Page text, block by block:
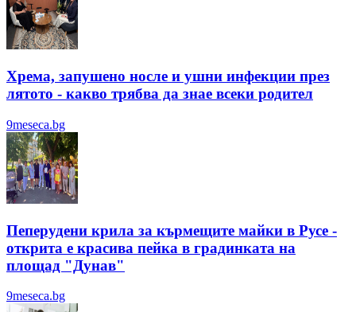
Хрема, запушено носле и ушни инфекции през
лятотo - какво трябва да знае всеки родител
9meseca.bg
Пеперудени крила за кърмещите майки в Русе -
открита е красива пейка в градинката на
площад "Дунав"
9meseca.bg